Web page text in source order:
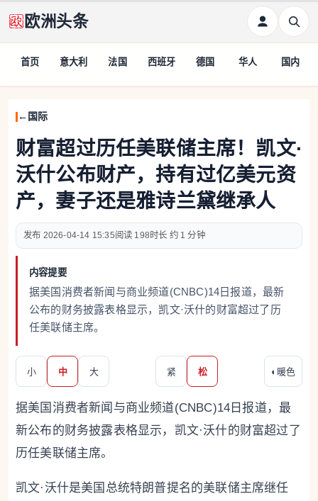
欧洲头条
首页 意大利 法国 西班牙 德国 华人 国内
国际
财富超过历任美联储主席！凯文·
沃什公布财产，持有过亿美元资
产，妻子还是雅诗兰黛继承人
2026-04-14 15:35 198 约 1 分钟
内容提要
据美国消费者新闻与商业频道(CNBC)14日报道，最新
公布的财务披露表格显示，凯文·沃什的财富超过了历
任美联储主席。
小 中 大 紧 松 ◐ 暖色
据美国消费者新闻与商业频道(CNBC)14日报道，最
新公布的财务披露表格显示，凯文·沃什的财富超过了
历任美联储主席。
凯文·沃什是美国总统特朗普提名的美联储主席继任